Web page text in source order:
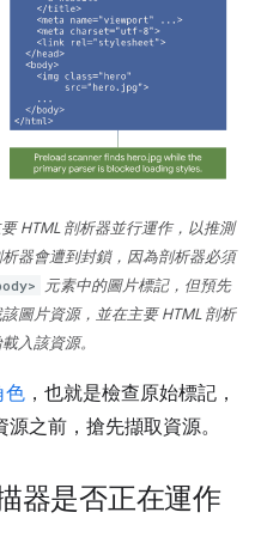
HTML 剖析器並行運作，以推測
器會遭到封鎖，因為剖析器必須
元素中的圖片標記，但預先
圖片資源，並在主要 HTML 剖析
入該資源。
色 ，也就是檢查原始標記，
之前，搶先擷取資源。
器是否正在運作